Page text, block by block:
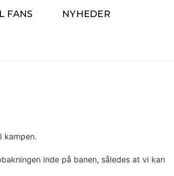
FANS NYHEDER
kampen.
inde på banen, således at vi kan